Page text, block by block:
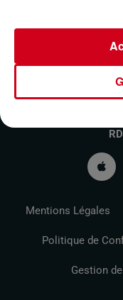
Mentions Légales
Politique de
Gestion